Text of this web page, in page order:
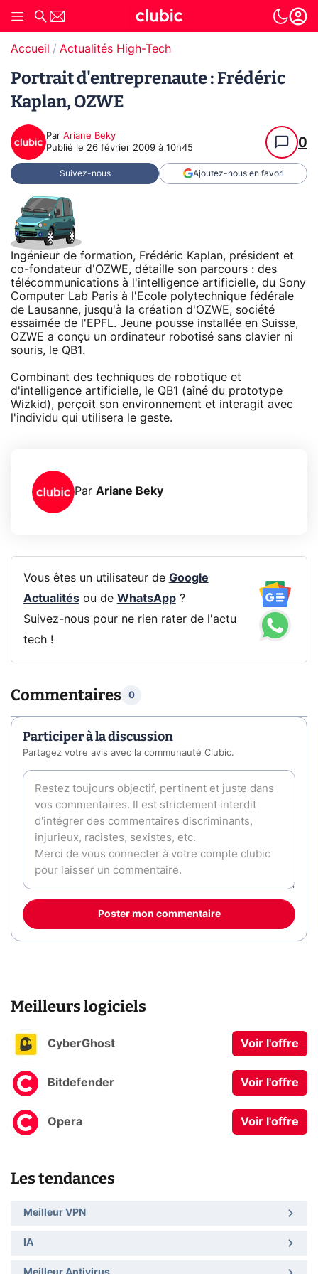
Accueil Actualités High-Tech
Portrait d'entreprenaute : Frédéric
Kaplan, OZWE
Par Ariane Beky
Publié le 26 février 2009 à 10h45 0
Suivez-nous Ajoutez-nous en favori
Ingénieur de formation, Frédéric Kaplan, président et
co-fondateur d'OZWE, détaille son parcours : des
télécommunications à l'intelligence artificielle, du Sony
Computer Lab Paris à l'Ecole polytechnique fédérale
de Lausanne, jusqu'à la création d'OZWE, société
essaimée de l'EPFL. Jeune pousse installée en Suisse,
OZWE a conçu un ordinateur robotisé sans clavier ni
souris, le QB1.
Combinant des techniques de robotique et
d'intelligence artificielle, le QB1 (aîné du prototype
Wizkid), perçoit son environnement et interagit avec
l'individu qui utilisera le geste.
Par Ariane Beky
Vous êtes un utilisateur de Google
Actualitésou de WhatsApp?
Suivez-nous pour ne rien rater de l'actu
tech !
Commentaires 0
Participer à la discussion
Partagez votre avis avec la communauté Clubic.
Poster mon commentaire
Meilleurs logiciels
CyberGhost Voir l'offre
Bitdefender Voir l'offre
Opera Voir l'offre
Les tendances
Meilleur VPN
IA